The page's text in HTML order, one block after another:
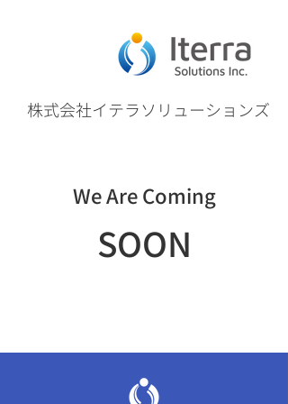
​株式会社イテラソリューションズ
We Are Coming
SOON